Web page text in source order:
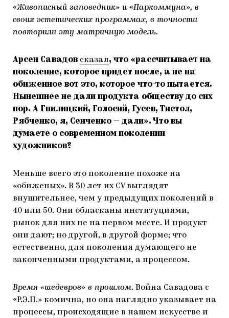
«Живописный заповедник» и «Паркоммуна», в
своих эстетических программах, в точности
повторили эту матричную модель.
Арсен Савадов сказал, что «рассчитывает на
поколение, которое придет после, а не на
обиженное вот это, которое что-то пытается.
Нынешнее не дали продукта обществу до сих
пор. А Гнилицкий, Голосий, Гусев, Тистол,
Рябченко, я, Сенченко — дали». Что вы
думаете о современном поколении
художников?
Меньше всего это поколение похоже на
«обиженых». В 30 лет их CV выглядят
внушительнее, чем у предыдущих поколений в
40 или 50. Они обласканы институциями,
рынок для них не на первом месте. И продукт
они дают; но другой, в другой форме; что
естественно, для поколения думающего не
законченными продуктами, а процессом.
Время «шедевров» в прошлом. Война Савадова с
«Р.Э.П.» комична, но она наглядно указывает на
процессы, происходящие в нашем искусстве и